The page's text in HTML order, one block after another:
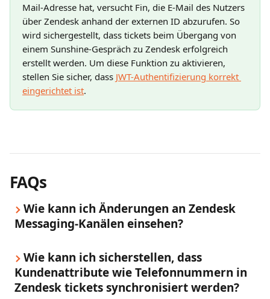
Mail-Adresse hat, versucht Fin, die E-Mail des Nutzers
über Zendesk anhand der externen ID abzurufen. So
wird sichergestellt, dass tickets beim Übergang von
einem Sunshine-Gespräch zu Zendesk erfolgreich
erstellt werden. Um diese Funktion zu aktivieren,
stellen Sie sicher, dass JWT-Authentifizierung korrekt
eingerichtet ist.
FAQs
Wie kann ich Änderungen an Zendesk
Messaging-Kanälen einsehen?
Wie kann ich sicherstellen, dass
Kundenattribute wie Telefonnummern in
Zendesk tickets synchronisiert werden?